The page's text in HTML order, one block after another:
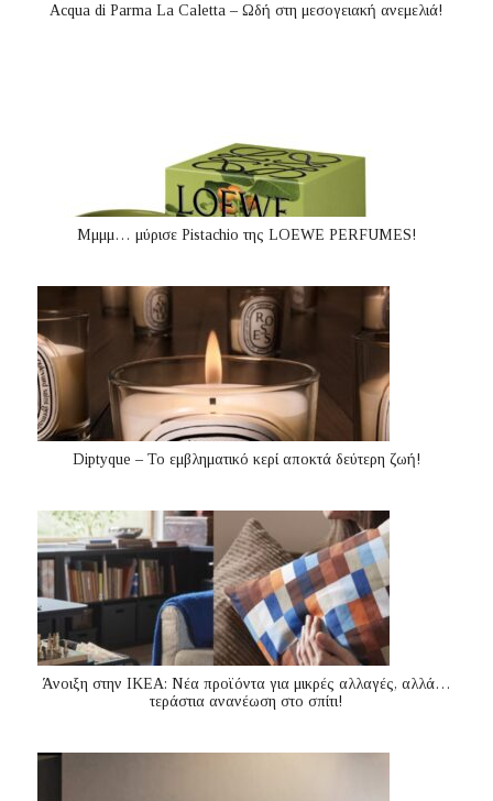
Acqua di Parma La Caletta – Ωδή στη μεσογειακή ανεμελιά!
Μμμμ… μύρισε Pistachio της LOEWE PERFUMES!
Diptyque – Το εμβληματικό κερί αποκτά δεύτερη ζωή!
Άνοιξη στην ΙΚΕΑ: Νέα προϊόντα για μικρές αλλαγές, αλλά…
τεράστια ανανέωση στο σπίτι!